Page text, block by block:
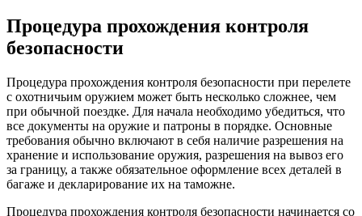
Процедура прохождения контроля
безопасности
Процедура прохождения контроля безопасности при перелете
с охотничьим оружием может быть несколько сложнее, чем
при обычной поездке. Для начала необходимо убедиться, что
все документы на оружие и патроны в порядке. Основные
требования обычно включают в себя наличие разрешения на
хранение и использование оружия, разрешения на вывоз его
за границу, а также обязательное оформление всех деталей в
багаже и декларирование их на таможне.
Процедура прохождения контроля безопасности начинается со